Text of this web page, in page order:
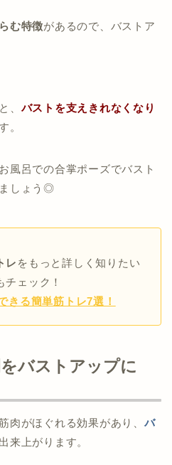
む特徴があるので、バストア
、バストを支えきれなくなり
。
風呂での合掌ポーズでバスト
しょう◎
レ をもっと詳しく知りたい
ェック！
きる簡単筋トレ7選！
バストアップに
肉がほぐれる効果があり、 バ
来上がります。